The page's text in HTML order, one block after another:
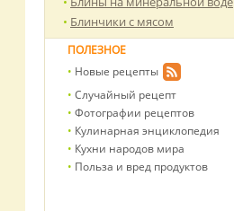
Блинчики с мясом
ПОЛЕЗНОЕ
Новые рецепты
Случайный рецепт
Фотографии рецептов
Кулинарная энциклопедия
Кухни народов мира
Польза и вред продуктов